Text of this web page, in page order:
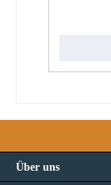
Über uns